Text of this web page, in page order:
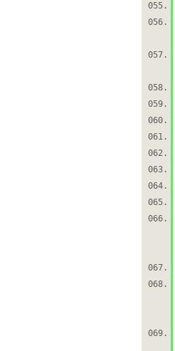
055.
056.
057.
058.
059.
060.
061.
062.
063.
064.
065.
066.
067.
068.
069.